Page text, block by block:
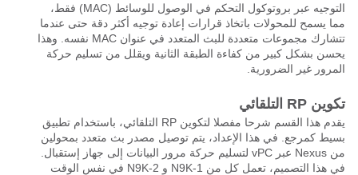
التوجيه عبر بروتوكول التحكم في الوصول للوسائط (MAC) فقط،
مما يسمح للمحولات باتخاذ قرارات إعادة توجيه أكثر دقة حتى عندما
تتشارك مجموعات متعددة للبث المتعدد في عنوان MAC نفسه. وهذا
يحسن بشكل كبير من كفاءة الطبقة الثانية ويقلل من تسليم حركة
المرور غير الضرورية.
تكوين RP التلقائي
يقدم هذا القسم شرحا مفصلا لتكوين RP التلقائي، باستخدام تطبيق
بسيط كمرجع. في هذا الإعداد، يتم توصيل مصدر بث متعدد بمحولين
من Nexus عبر vPC لتسليم حركة مرور البيانات إلى جهاز إستقبال.
في هذا التصميم، تعمل كل من N9K-1 و N9K-2 في نفس الوقت